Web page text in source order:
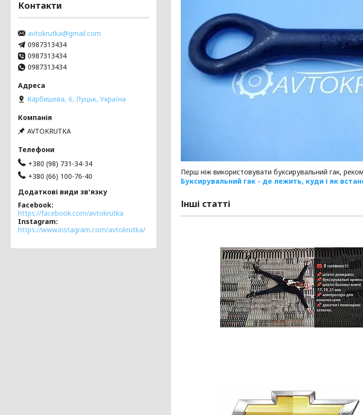
Перш ніж використовувати буксирувальний гак,
Буксирувальний гак - де лежить, куди і як
Інші статті
Контакти
avtokrutka@gmail.com
0987313434
0987313434
0987313434
Карбишева, 6, Луцьк, Україна
AVTOKRUTKA
+380 (98) 731-34-34
+380 (66) 100-76-40
Facebook
https://facebook.com/avtokrutka
Instagram
https://www.instagram.com/avtokrutka/